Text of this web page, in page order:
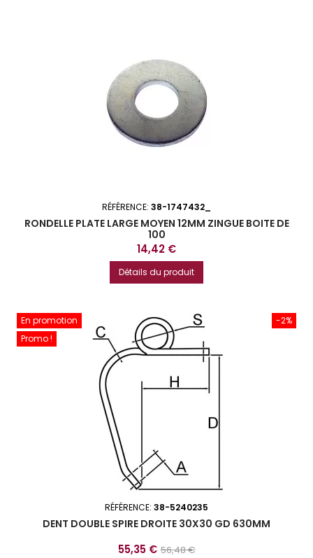
RÉFÉRENCE: 38-1747432_
RONDELLE PLATE LARGE MOYEN 12MM ZINGUE BOITE DE
100
Prix
14,42 €
Détails du produit
-2%
En promotion
Promo !
RÉFÉRENCE: 38-5240235
DENT DOUBLE SPIRE DROITE 30X30 GD 630MM
Prix
55,35 € Prix
56,48 €